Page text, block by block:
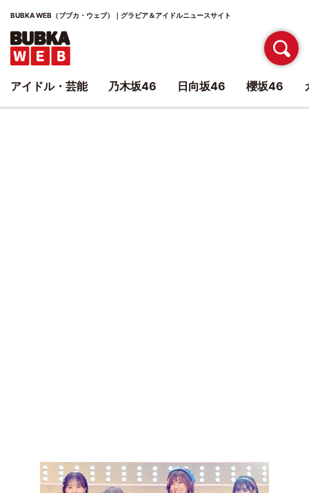
BUBKA WEB（ブブカ・ウェブ）｜グラビア＆アイドルニュースサイト
アイドル・芸能 乃木坂46 日向坂46 櫻坂46